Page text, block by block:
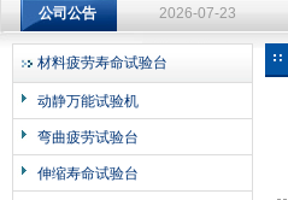
公司公告 2026-07-23
钻杆扭转试验台选型
2026-07-23
钻杆扭转试验台选型
2026-07-23
材料疲劳寿命试验台
动静万能试验机
弯曲疲劳试验台
伸缩寿命试验台